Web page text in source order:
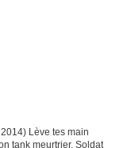
Lève tes main
tank meurtrier, Soldat